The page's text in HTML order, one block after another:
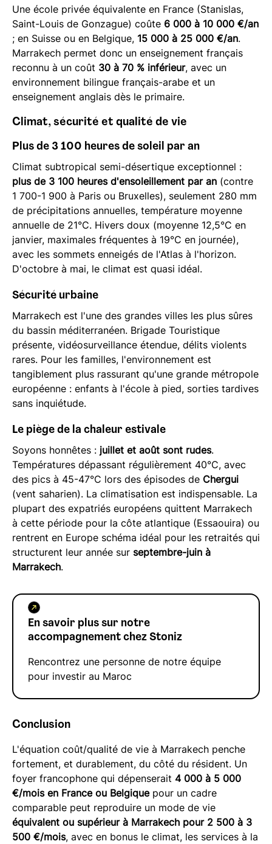
Une école privée équivalente en France (Stanislas,
Saint-Louis de Gonzague) coûte 6 000 à 10 000 €/an
; en Suisse ou en Belgique, 15 000 à 25 000 €/an.
Marrakech permet donc un enseignement français
reconnu à un coût 30 à 70 % inférieur, avec un
environnement bilingue français-arabe et un
enseignement anglais dès le primaire.
Climat, sécurité et qualité de vie
Plus de 3 100 heures de soleil par an
Climat subtropical semi-désertique exceptionnel :
plus de 3 100 heures d'ensoleillement par an (contre
1 700-1 900 à Paris ou Bruxelles), seulement 280 mm
de précipitations annuelles, température moyenne
annuelle de 21°C. Hivers doux (moyenne 12,5°C en
janvier, maximales fréquentes à 19°C en journée),
avec les sommets enneigés de l'Atlas à l'horizon.
D'octobre à mai, le climat est quasi idéal.
Sécurité urbaine
Marrakech est l'une des grandes villes les plus sûres
du bassin méditerranéen. Brigade Touristique
présente, vidéosurveillance étendue, délits violents
rares. Pour les familles, l'environnement est
tangiblement plus rassurant qu'une grande métropole
européenne : enfants à l'école à pied, sorties tardives
sans inquiétude.
Le piège de la chaleur estivale
Soyons honnêtes : juillet et août sont rudes.
Températures dépassant régulièrement 40°C, avec
des pics à 45-47°C lors des épisodes de Chergui
(vent saharien). La climatisation est indispensable. La
plupart des expatriés européens quittent Marrakech
à cette période pour la côte atlantique (Essaouira) ou
rentrent en Europe schéma idéal pour les retraités qui
structurent leur année sur septembre-juin à
Marrakech.
En savoir plus sur notre
accompagnement chez Stoniz
Rencontrez une personne de notre équipe
pour investir au Maroc
Conclusion
L'équation coût/qualité de vie à Marrakech penche
fortement, et durablement, du côté du résident. Un
foyer francophone qui dépenserait 4 000 à 5 000
€/mois en France ou Belgiquepour un cadre
comparable peut reproduire un mode de vie
équivalent ou supérieur à Marrakech pour 2 500 à 3
500 €/mois, avec en bonus le climat, les services à la